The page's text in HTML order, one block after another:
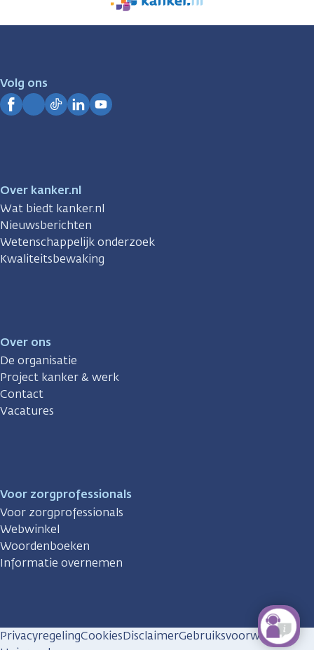
We
zijn
Volg ons
Over kanker.nl
Wat biedt kanker.nl
Nieuwsberichten
Wetenschappelijk onderzoek
Kwaliteitsbewaking
Over ons
De organisatie
Project kanker & werk
Contact
Vacatures
Voor zorgprofessionals
Voor zorgprofessionals
Webwinkel
Woordenboeken
Informatie overnemen
PrivacyregelingCookiesDisclaimerGebruiksvoorwaarden